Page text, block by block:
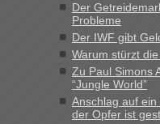
inBerichte und
die Ukraine
„Man sollte aber explizit
LeoExpress ist - und nur
Fahrkarten kaufen.
Verbindung von
Der
Probleme
Der IWF gibt
Warum stürzt
Zu Paul Simons
“Jungle World”
Anschlag auf
der Opfer ist